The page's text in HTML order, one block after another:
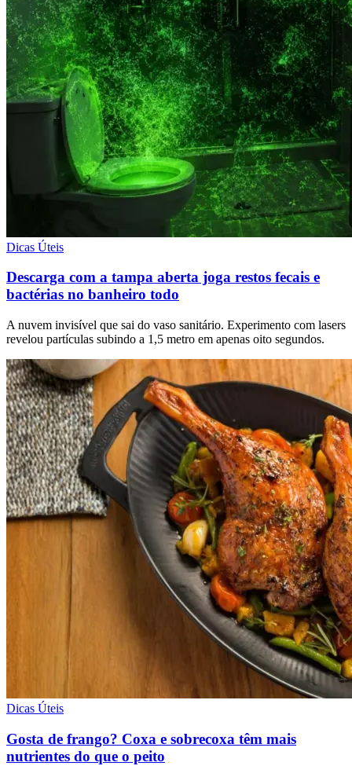
Dicas Úteis
Descarga com a tampa aberta joga restos fecais e
bactérias no banheiro todo
A nuvem invisível que sai do vaso sanitário. Experimento com lasers
revelou partículas subindo a 1,5 metro em apenas oito segundos.
Dicas Úteis
Gosta de frango? Coxa e sobrecoxa têm mais
nutrientes do que o peito